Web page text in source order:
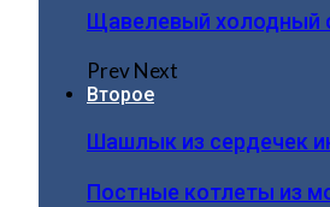
Щавелевый холодный
PrevNext
Второе
Шашлык из сердечек
Постные котлеты из